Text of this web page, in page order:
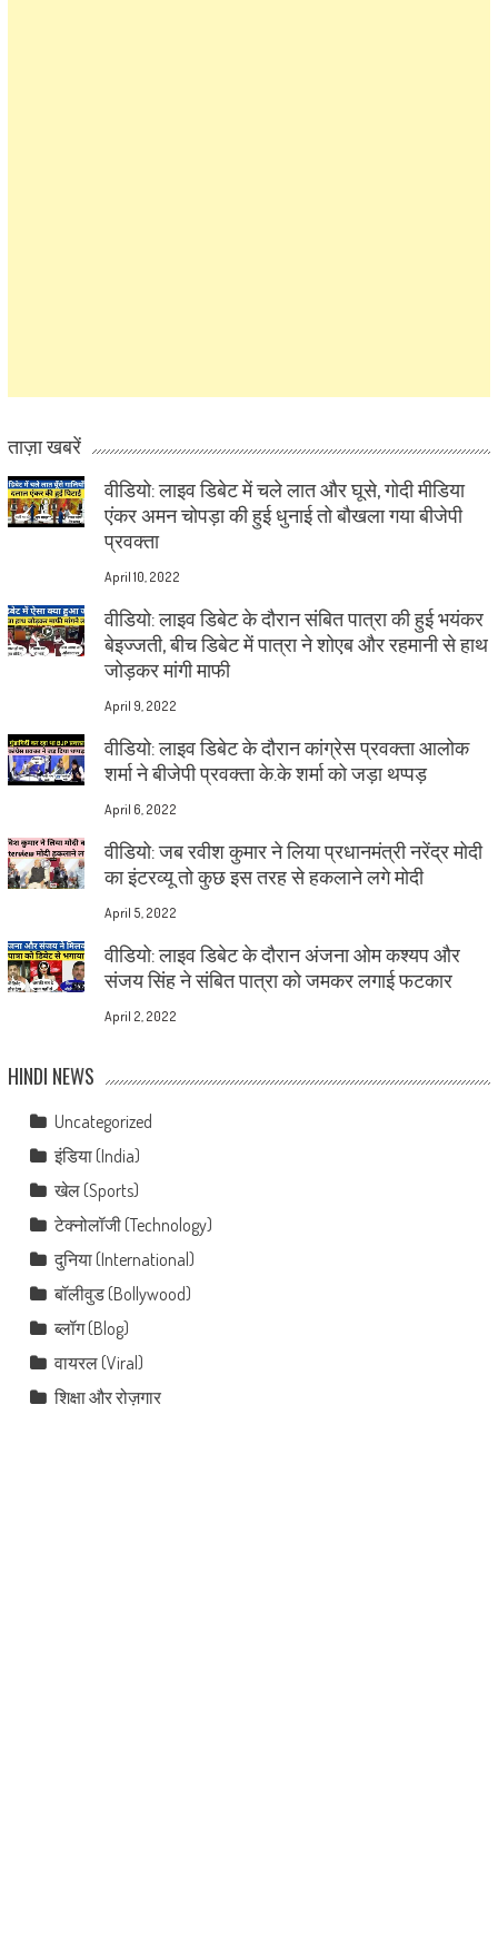
ताज़ा खबरें
वीडियो: लाइव डिबेट में चले लात और घूसे, गोदी मीडिया
एंकर अमन चोपड़ा की हुई धुनाई तो बौखला गया बीजेपी
प्रवक्ता
April 10, 2022
वीडियो: लाइव डिबेट के दौरान संबित पात्रा की हुई भयंकर
बेइज्जती, बीच डिबेट में पात्रा ने शोएब और रहमानी से हाथ
जोड़कर मांगी माफी
April 9, 2022
वीडियो: लाइव डिबेट के दौरान कांग्रेस प्रवक्ता आलोक
शर्मा ने बीजेपी प्रवक्ता के.के शर्मा को जड़ा थप्पड़
April 6, 2022
वीडियो: जब रवीश कुमार ने लिया प्रधानमंत्री नरेंद्र मोदी
का इंटरव्यू तो कुछ इस तरह से हकलाने लगे मोदी
April 5, 2022
वीडियो: लाइव डिबेट के दौरान अंजना ओम कश्यप और
संजय सिंह ने संबित पात्रा को जमकर लगाई फटकार
April 2, 2022
HINDI NEWS
Uncategorized
इंडिया (India)
खेल (Sports)
टेक्नोलॉजी (Technology)
दुनिया (International)
बॉलीवुड (Bollywood)
ब्लॉग (Blog)
वायरल (Viral)
शिक्षा और रोज़गार